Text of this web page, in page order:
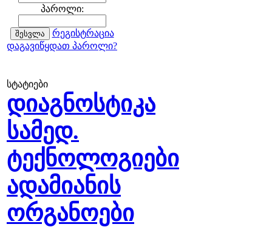
პაროლი:
რეგისტრაცია
დაგავიწყდათ პაროლი?
სტატიები
დიაგნოსტიკა
სამედ.
ტექნოლოგიები
ადამიანის
ორგანოები